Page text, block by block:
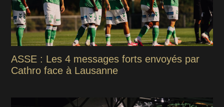
ASSE : Les 4 messages forts envoyés par
Cathro face à Lausanne